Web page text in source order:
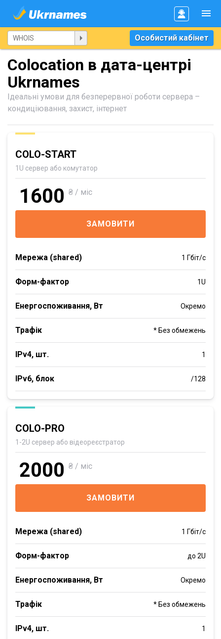
Особистий кабінет
Colocation в дата-центрі
Ukrnames
Ідеальні умови для безперервної роботи сервера –
кондиціювання, захист, інтернет
COLO-START
1U сервер або комутатор
1600 ₴ / міс
ЗАМОВИТИ
Мережа (shared) 1 Гбіт/с
Форм-фактор 1U
Енергоспоживання, Вт Окремо
Трафік * Без обмежень
IPv4, шт. 1
IPv6, блок /128
COLO-PRO
1-2U сервер або відеореєстратор
2000 ₴ / міс
ЗАМОВИТИ
Мережа (shared) 1 Гбіт/с
Форм-фактор до 2U
Енергоспоживання, Вт Окремо
Трафік * Без обмежень
IPv4, шт. 1